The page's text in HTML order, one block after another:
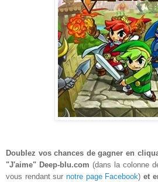
Doublez vos chances de gagner en
"J'aime" Deep-blu.com (dans la colonne
vous rendant sur notre page Facebook)et